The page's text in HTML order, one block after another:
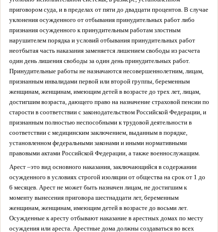
приговором суда, и в пределах от пяти до двадцати процентов. В случае
уклонения осужденного от отбывания принудительных работ либо
признания осужденного к принудительным работам злостным
нарушителем порядка и условий отбывания принудительных работ
неотбытая часть наказания заменяется лишением свободы из расчета
один день лишения свободы за один день принудительных работ.
Принудительные работы не назначаются несовершеннолетним, лицам,
признанным инвалидами первой или второй группы, беременным
женщинам, женщинам, имеющим детей в возрасте до трех лет, лицам,
достигшим возраста, дающего право на назначение страховой пенсии по
старости в соответствии с законодательством Российской Федерации, и
признанным полностью неспособными к трудовой деятельности в
соответствии с медицинским заключением, выданным в порядке,
установленном федеральными законами и иными нормативными
правовыми актами Российской Федерации, а также военнослужащим.
Арест –это вид основного наказания, заключающийся в содержании
осужденного в условиях строгой изоляции от общества на срок от 1 до
6 месяцев. Арест не может быть назначен лицам, не достигшим к
моменту вынесения приговора шестнадцати лет, беременным
женщинам, женщинам, имеющим детей в возрасте до восьми лет.
Осужденные к аресту отбывают наказание в арестных домах по месту
осуждения или ареста. Арестные дома должны создаваться во всех